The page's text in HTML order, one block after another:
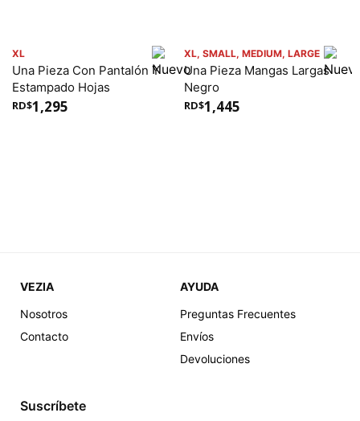
XL
Una Pieza Con Pantalón Y
Estampado Hojas
RD$1,295
XL, SMALL, MEDIUM, LARGE
Una Pieza Mangas Largas
Negro
RD$1,445
LARGE
Shein Bikini Halter Con
Cordón Delantero De Tie
LARGE
Shein Bikini De Un
Hombro De Canalé De
Tie Dye
VEZIA
Nosotros
Contacto
AYUDA
Preguntas Frecuentes
Envíos
Devoluciones
Suscríbete